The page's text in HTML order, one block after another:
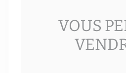
VOUS